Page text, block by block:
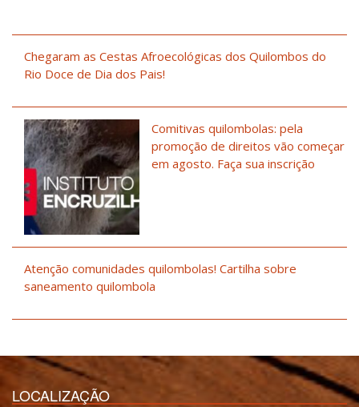
Chegaram as Cestas Afroecológicas dos Quilombos do
Rio Doce de Dia dos Pais!
Comitivas quilombolas: pela
promoção de direitos vão começar
em agosto. Faça sua inscrição
Atenção comunidades quilombolas! Cartilha sobre
saneamento quilombola
LOCALIZAÇÃO